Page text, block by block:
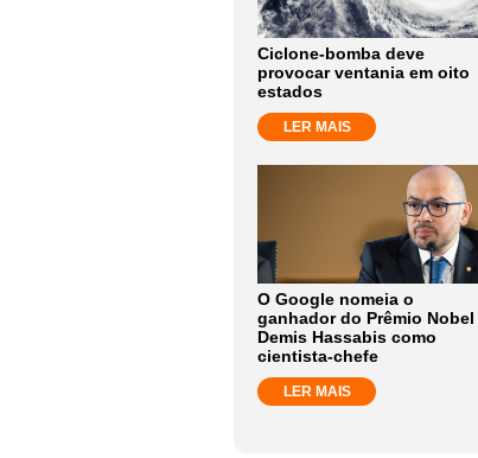
Ciclone-bomba deve
provocar ventania em oito
estados
LER MAIS
O Google nomeia o
ganhador do Prêmio Nobel
Demis Hassabis como
cientista-chefe
LER MAIS